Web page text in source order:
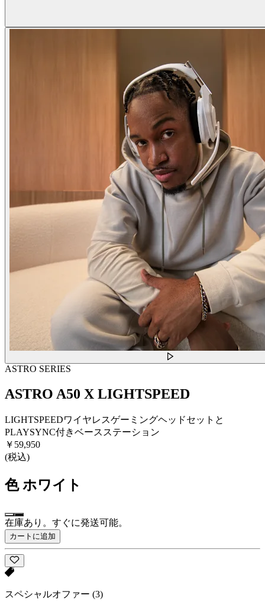
ASTRO SERIES
ASTRO A50 X LIGHTSPEED
LIGHTSPEEDワイヤレスゲーミングヘッドセットと
PLAYSYNC付きベースステーション
￥59,950
(税込)
色 ホワイト
在庫あり。すぐに発送可能。
カートに追加
スペシャルオファー (3)